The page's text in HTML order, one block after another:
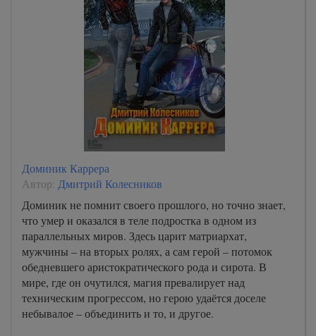
Доминик Каррера
Автор: Дмитрий Колесников
Доминик не помнит своего прошлого, но точно знает,
что умер и оказался в теле подростка в одном из
параллельных миров. Здесь царит матриархат,
мужчины – на вторых ролях, а сам герой – потомок
обедневшего аристократического рода и сирота. В
мире, где он очутился, магия превалирует над
техническим прогрессом, но герою удаётся доселе
небывалое – объединить и то, и другое.